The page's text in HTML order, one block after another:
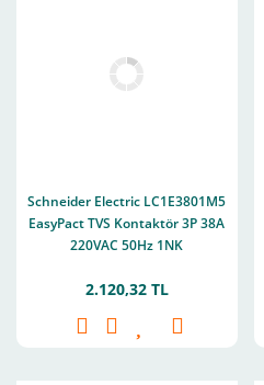
Schneider Electric LC1E3801M5
EasyPact TVS Kontaktör 3P 38A
220VAC 50Hz 1NK
2.120,32 TL